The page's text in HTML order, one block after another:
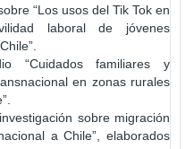
“Los usos del Tik Tok en
laboral de jóvenes
“Cuidados familiares y
en zonas rurales
sobre migración
a Chile”, elaborados